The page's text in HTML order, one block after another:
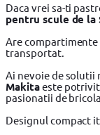
Daca vrei sa-ti
pentru scule de la
Are
transportat.
Ai nevoie de
Makitaeste
pasionatii de
Designul compact